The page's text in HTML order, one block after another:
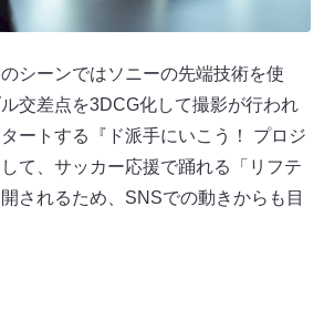
シーンではソニーの先端技術を使
交差点を3DCG化して撮影が行われ
ートする『ド派手にいこう！ プロジ
て、サッカー応援で踊れる「リフテ
されるため、SNSでの動きからも目